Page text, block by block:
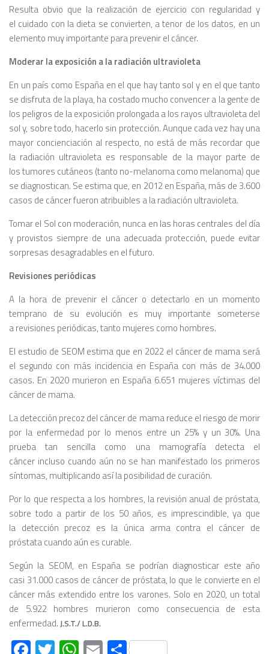
Resulta obvio que la realización de ejercicio con regularidad y
el cuidado con la dieta se convierten, a tenor de los datos, en un
elemento muy importante para prevenir el cáncer.
Moderar la exposición a la radiación ultravioleta
En un país como España en el que hay tanto sol y en el que tanto
se disfruta de la playa, ha costado mucho convencer a la gente de
los peligros de la exposición prolongada a los rayos ultravioleta del
sol y, sobre todo, hacerlo sin protección. Aunque cada vez hay una
mayor concienciación al respecto, no está de más recordar que
la radiación ultravioleta es responsable de la mayor parte de
los tumores cutáneos (tanto no-melanoma como melanoma) que
se diagnostican. Se estima que, en 2012 en España, más de 3.600
casos de cáncer fueron atribuibles a la radiación ultravioleta.
Tomar el Sol con moderación, nunca en las horas centrales del día
y provistos siempre de una adecuada protección, puede evitar
sorpresas desagradables en el futuro.
Revisiones periódicas
A la hora de prevenir el cáncer o detectarlo en un momento
temprano de su evolución es muy importante someterse
a revisiones periódicas, tanto mujeres como hombres.
El estudio de SEOM estima que en 2022 el cáncer de mama será
el segundo con más incidencia en España con más de 34.000
casos. En 2020 murieron en España 6.651 mujeres víctimas del
cáncer de mama.
La detección precoz del cáncer de mama reduce el riesgo de morir
por la enfermedad por lo menos entre un 25% y un 30%. Una
prueba tan sencilla como una mamografía detecta el
cáncer incluso cuando aún no se han manifestado los primeros
síntomas, multiplicando así la posibilidad de curación.
Por lo que respecta a los hombres, la revisión anual de próstata,
sobre todo a partir de los 50 años, es imprescindible, ya que
la detección precoz es la única arma contra el cáncer de
próstata cuando aún es curable.
Según la SEOM, en España se podrían diagnosticar este año
casi 31.000 casos de cáncer de próstata, lo que le convierte en el
cáncer más extendido entre los varones. Solo en 2020, un total
de 5.922 hombres murieron como consecuencia de esta
enfermedad. J.S.T./ L.D.B.